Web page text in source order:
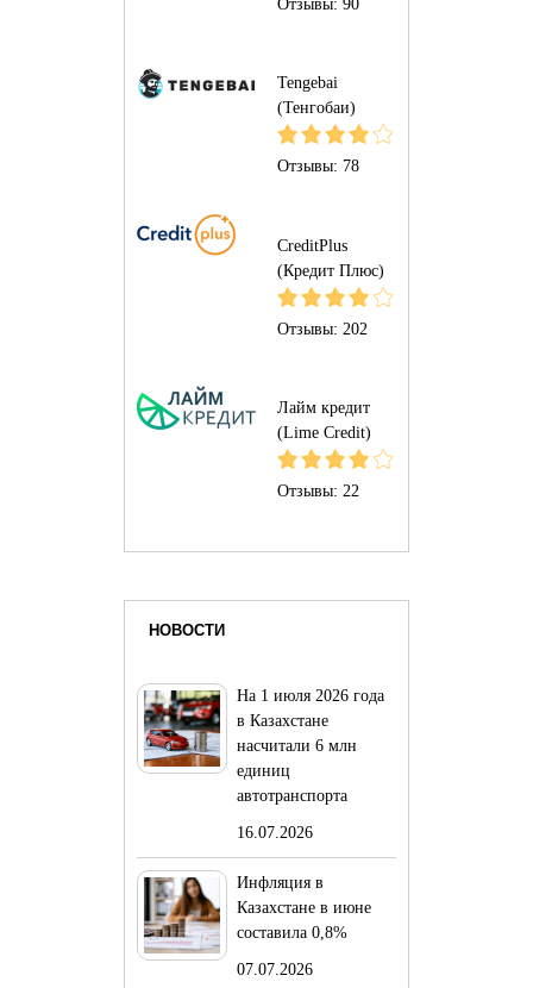
Отзывы: 90
Tengebai
(Тенгобаи)
Отзывы: 78
CreditPlus
(Кредит Плюс)
Отзывы: 202
Лайм кредит
(Lime Credit)
Отзывы: 22
НОВОСТИ
На 1 июля 2026 года
в Казахстане
насчитали 6 млн
единиц
автотранспорта
16.07.2026
Инфляция в
Казахстане в июне
составила 0,8%
07.07.2026